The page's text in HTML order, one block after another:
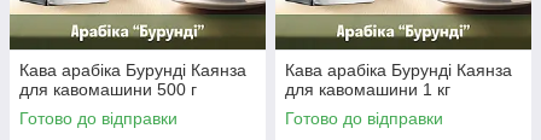
Кава арабіка Бурунді Каянза
для кавомашини 500 г
Готово до відправки
Кава арабіка Бурунді Каянза
для кавомашини 1 кг
Готово до відправки